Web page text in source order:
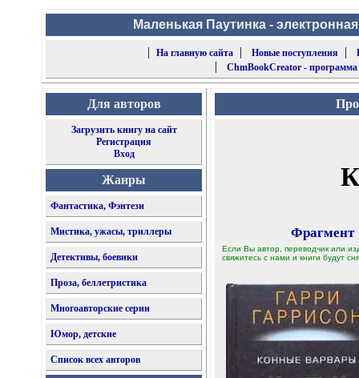
Маленькая Паутинка -
|
На главную сайта| Новые поступления |
| ChmBookCreator -
Для авторов
Загрузить книгу на сайт
Регистрация
Вход
Жанры
Фантастика, Фэнтези
Мистика, ужасы, триллеры
Детективы, боевики
Проза, беллетристика
Многоавторские серии
Юмор, детские
Список всех авторов
Фрагмент
Если Вы автор, переводчик или
свяжитесь с нами и книги будут